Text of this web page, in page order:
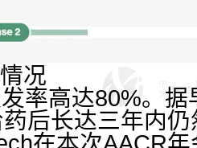
况
率高达80%。据
后长达三年内仍
在本次AACR年